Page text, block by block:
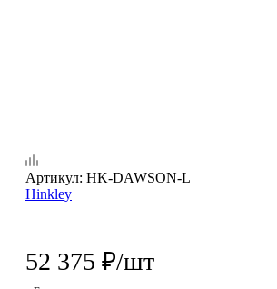
Артикул: HK-DAWSON-L
Hinkley
52 375 ₽/шт